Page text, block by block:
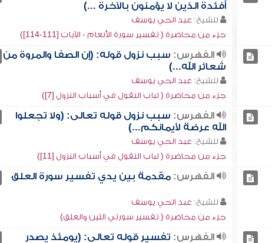
أفئدة الذين لا يؤمنون بالآخرة ...)
للشيخ: عبد الحي يوسف
جزء من محاضرة ( تفسير سورة الأنعام - الآيات [111-114])
الفهرس: سبب نزول قوله: (إن الصفا والمروة من
شعائر الله...)
للشيخ: عبد الحي يوسف
جزء من محاضرة ( لباب النقول في أسباب النزول [7])
الفهرس: سبب نزول قوله تعالى: (ولا تجعلوا
الله عرضة لأيمانكم...)
للشيخ: عبد الحي يوسف
جزء من محاضرة ( لباب النقول في أسباب النزول [11])
الفهرس: مقدمة بين يدي تفسير سورة العلق
للشيخ: عبد الحي يوسف
جزء من محاضرة ( تفسير سورتي التين والعلق)
الفهرس: تفسير قوله تعالى: (يومئذ يصدر